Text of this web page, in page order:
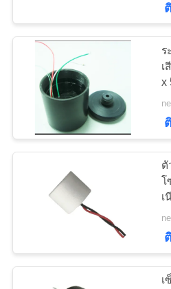
แผนผัง
เว็บไซต์
PRIVACY
POLICY
PZT
แหวน
ร
เ
x
ตั
โ
เ
เ